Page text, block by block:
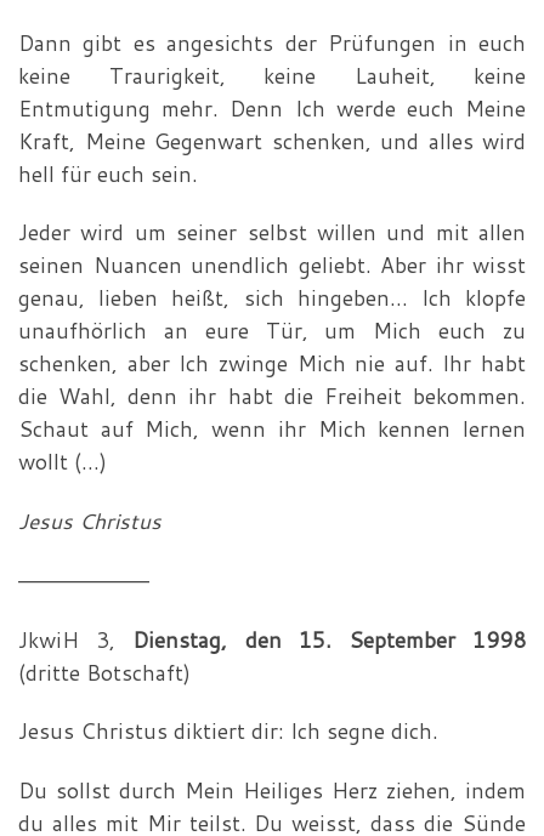
Dann gibt es angesichts der Prüfungen in euch
keine Trau­rigkeit, keine Lauheit, keine
Entmutigung mehr. Denn Ich werde euch Meine
Kraft, Meine Gegenwart schenken, und alles wird
hell für euch sein.
Jeder wird um seiner selbst willen und mit allen
seinen Nuancen unendlich geliebt. Aber ihr wisst
genau, lieben heißt, sich hingeben… Ich klopfe
unaufhörlich an eure Tür, um Mich euch zu
schenken, aber Ich zwinge Mich nie auf. Ihr habt
die Wahl, denn ihr habt die Freiheit bekommen.
Schaut auf Mich, wenn ihr Mich kennen lernen
wollt (…)
Jesus Christus
—————————
JkwiH 3, Dienstag, den 15. September 1998
(dritte Botschaft)
Jesus Christus diktiert dir: Ich segne dich.
Du sollst durch Mein Heiliges Herz ziehen, indem
du alles mit Mir teilst. Du weisst, dass die Sünde